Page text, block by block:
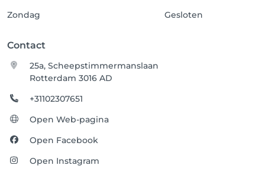
Zondag
Gesloten
Contact
25a, Scheepstimmermanslaan
Rotterdam 3016 AD
+31102307651
Open Web-pagina
Open Facebook
Open Instagram